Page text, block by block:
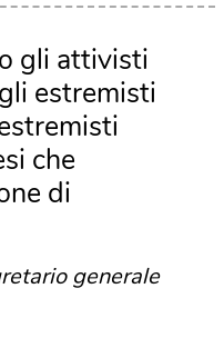
gli attivisti
estremisti
che
di
generale